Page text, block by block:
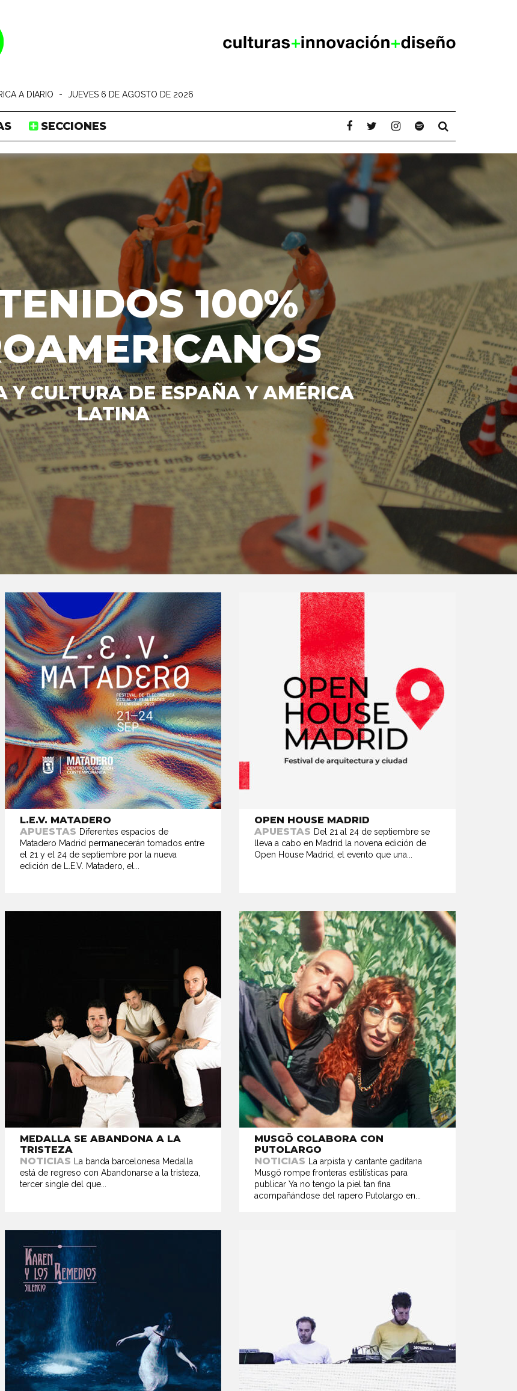
A DIARIO - JUEVES 6 DE AGOSTO DE 2026
SECCIONES
Y CULTURA DE ESPAÑA Y AMÉRICA
LATINA
100%
L.E.V. MATADERO
APUESTAS Diferentes espacios de
Matadero Madrid permanecerán tomados entre
el 21 y el 24 de septiembre por la nueva
edición de L.E.V. Matadero, el...
OPEN HOUSE MADRID
APUESTAS Del 21 al 24 de septiembre se
lleva a cabo en Madrid la novena edición de
Open House Madrid, el evento que una...
MEDALLA SE ABANDONA A LA
TRISTEZA
NOTICIAS
La banda barcelonesa Medalla
está de regreso con Abandonarse a la tristeza,
tercer single del que...
MUSGÖ COLABORA CON
PUTOLARGO
NOTICIAS
La arpista y cantante gaditana
Musgö rompe fronteras estilísticas para
publicar Ya no tengo la piel tan fina
acompañándose del rapero Putolargo en...